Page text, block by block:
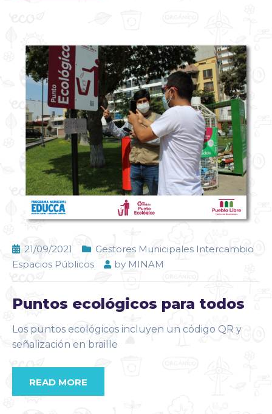
21/09/2021
Gestores Municipales Intercambio
Espacios Públicos
by MINAM
Puntos ecológicos para todos
Los puntos ecológicos incluyen un código QR y
señalización en braille
READ MORE